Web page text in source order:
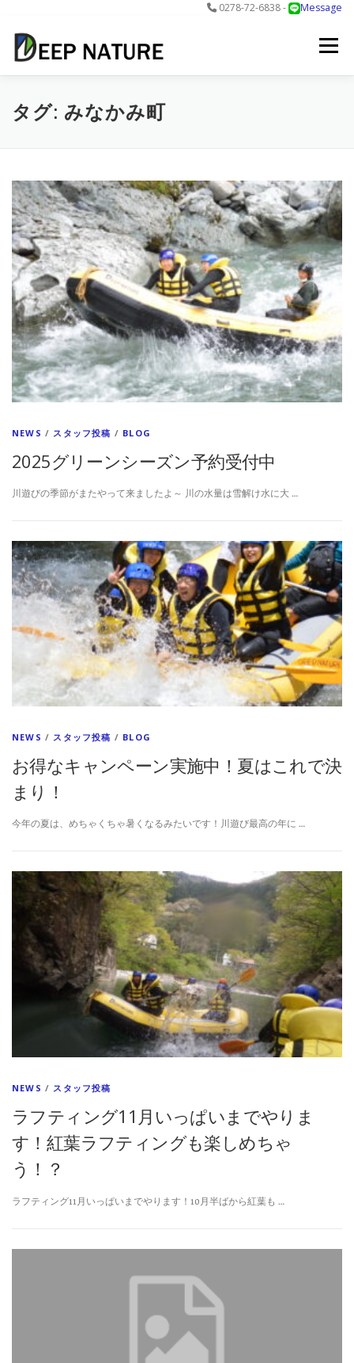
0278-72-6838 -
Message
メニュー
アクティビティ 料金
タグ: みなかみ町
NEWS / スタッフ投稿 / BLOG
2025グリーンシーズン予約受付中
川遊びの季節がまたやって来ましたよ～ 川の水量は雪解け水に大 …
NEWS / スタッフ投稿 / BLOG
お得なキャンペーン実施中！夏はこれで決
まり！
今年の夏は、めちゃくちゃ暑くなるみたいです！川遊び最高の年に …
NEWS / スタッフ投稿
ラフティング11月いっぱいまでやりま
す！紅葉ラフティングも楽しめちゃ
う！？
ラフティング11月いっぱいまでやります！10月半ばから紅葉も …